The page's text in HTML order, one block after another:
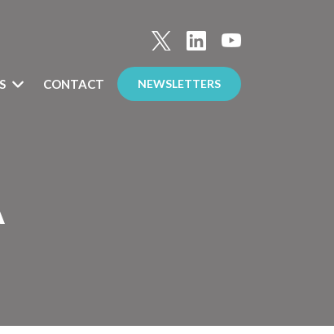
CONTACT NEWSLETTERS